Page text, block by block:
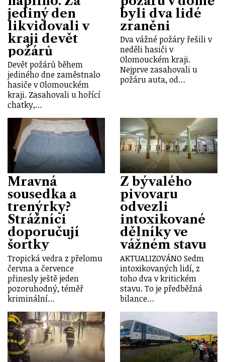
jediný den
likvidovali v
kraji devět
požárů
Devět požárů během
jediného dne zaměstnalo
hasiče v Olomouckém
kraji. Zasahovali u hořící
chatky,…
byli dva lidé
zraněni
Dva vážné požáry řešili v
neděli hasiči v
Olomouckém kraji.
Nejprve zasahovali u
požáru auta, od…
Mravná
sousedka a
trenýrky?
Strážníci
doporučují
šortky
Tropická vedra z přelomu
června a července
přinesly ještě jeden
pozoruhodný, téměř
kriminální…
Z bývalého
pivovaru
odvezli
intoxikované
dělníky ve
vážném stavu
AKTUALIZOVÁNO Sedm
intoxikovaných lidí, z
toho dva v kritickém
stavu. To je předběžná
bilance…